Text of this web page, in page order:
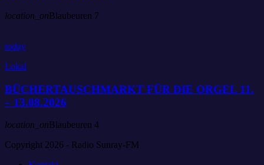
location_onBlaubeuren 7
today
Lokal
BÜCHERTAUSCHMARKT FÜR DIE ORGEL 11.
– 13.08.2026
location_onBlaubeuren 4
Copyright 2026 - Radio Sunray-FM